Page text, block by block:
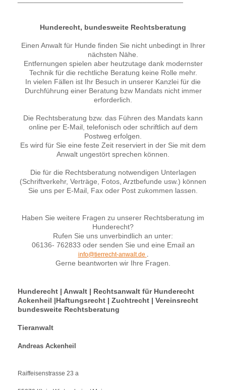
Hunderecht, bundesweite Rechtsberatung
Einen Anwalt für Hunde finden Sie nicht unbedingt in Ihrer
nächsten Nähe.
Entfernungen spielen aber heutzutage dank modernster
Technik für die rechtliche Beratung keine Rolle mehr.
In vielen Fällen ist Ihr Besuch in unserer Kanzlei für die
Durchführung einer Beratung bzw Mandats nicht immer
erforderlich.
Die Rechtsberatung bzw. das Führen des Mandats kann
online per E-Mail, telefonisch oder schriftlich auf dem
Postweg erfolgen.
Es wird für Sie eine feste Zeit reserviert in der Sie mit dem
Anwalt ungestört sprechen können.
Die für die Rechtsberatung notwendigen Unterlagen
(Schriftverkehr, Verträge, Fotos, Arztbefunde usw.) können
Sie uns per E-Mail, Fax oder Post zukommen lassen.
Haben Sie weitere Fragen zu unserer Rechtsberatung im
Hunderecht?
Rufen Sie uns unverbindlich an unter:
06136- 762833 oder senden Sie und eine Email an
info@tierrecht-anwalt.de .
Gerne beantworten wir Ihre Fragen.
Hunderecht | Anwalt | Rechtsanwalt für Hunderecht
Ackenheil |Haftungsrecht | Zuchtrecht | Vereinsrecht
bundesweite Rechtsberatung
Tieranwalt
Andreas Ackenheil
Raiffeisenstrasse 23 a